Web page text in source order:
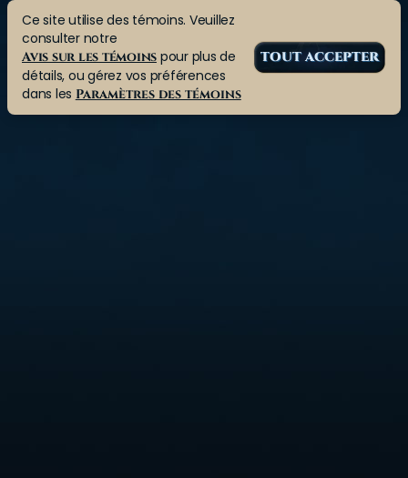
Ce site utilise des témoins. Veuillez
consulter notre
Avis sur les témoins pour plus de
détails, ou gérez vos préférences
dans les Paramètres des témoins
TOUT ACCEPTER